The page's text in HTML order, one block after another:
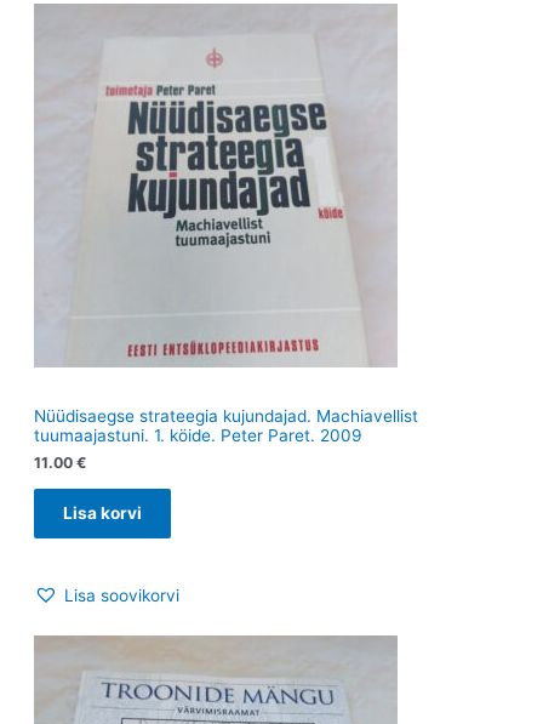
Nüüdisaegse strateegia kujundajad. Machiavellist
tuumaajastuni. 1. köide. Peter Paret. 2009
11.00 €
Lisa korvi
Lisa soovikorvi